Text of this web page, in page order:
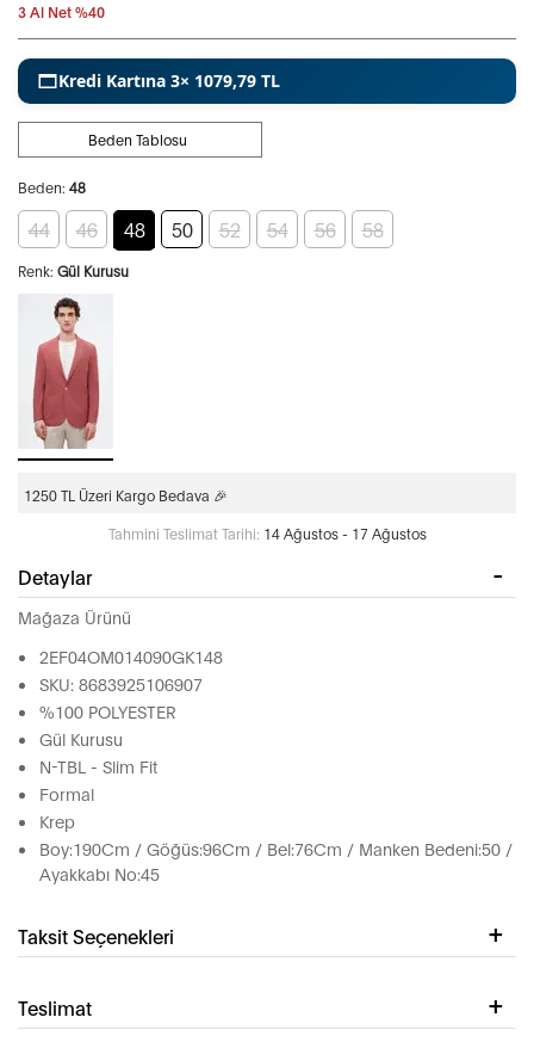
3 Al Net %40
Kredi Kartına 3× 1079,79 TL
Beden: 48
Beden Tablosu
44 46 48 50 52 54 56 58
Renk: Gül Kurusu
1250 TL Üzeri Kargo Bedava 🎉
Tahmini Teslimat Tarihi: 14 Ağustos - 17 Ağustos
Detaylar
Mağaza Ürünü
2EF04OM014090GK148
SKU: 8683925106907
%100 POLYESTER
Gül Kurusu
N-TBL - Slim Fit
Formal
Krep
Boy:190Cm / Göğüs:96Cm / Bel:76Cm / Manken Bedeni:50 /
Ayakkabı No:45
Taksit Seçenekleri
Teslimat